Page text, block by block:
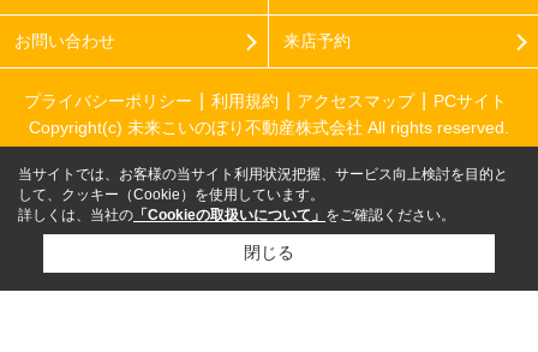
お問い合わせ 来店予約
プライバシーポリシー 利用規約 アクセスマップ
PCサイト
Copyright(c) 未来こいのぼり不動産株式会社 All rights reserved.
当サイトでは、お客様の当サイト利用状況把握、サービス向上検討を目的と
して、クッキー（Cookie）を使用しています。
詳しくは、当社の 「Cookieの取扱いについて」 をご確認ください。
閉じる